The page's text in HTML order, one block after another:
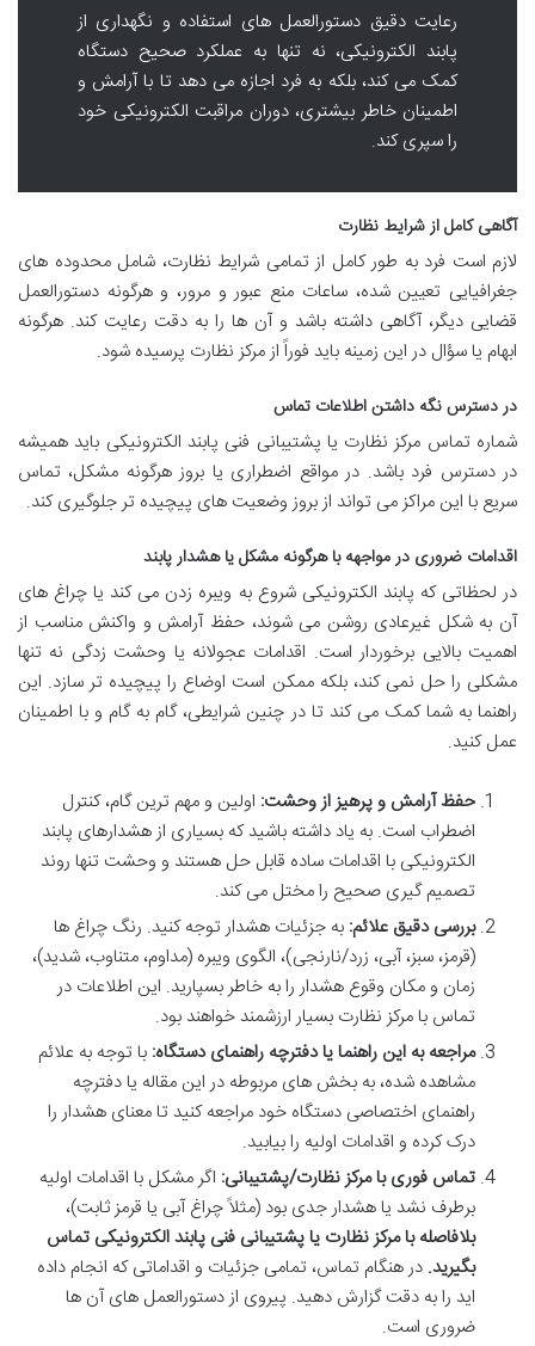
رعایت دقیق دستورالعمل های استفاده و نگهداری از
پابند الکترونیکی، نه تنها به عملکرد صحیح دستگاه
کمک می کند، بلکه به فرد اجازه می دهد تا با آرامش و
اطمینان خاطر بیشتری، دوران مراقبت الکترونیکی خود
را سپری کند.
آگاهی کامل از شرایط نظارت
لازم است فرد به طور کامل از تمامی شرایط نظارت، شامل محدوده های
جغرافیایی تعیین شده، ساعات منع عبور و مرور، و هرگونه دستورالعمل
قضایی دیگر، آگاهی داشته باشد و آن ها را به دقت رعایت کند. هرگونه
ابهام یا سؤال در این زمینه باید فوراً از مرکز نظارت پرسیده شود.
در دسترس نگه داشتن اطلاعات تماس
شماره تماس مرکز نظارت یا پشتیبانی فنی پابند الکترونیکی باید همیشه
در دسترس فرد باشد. در مواقع اضطراری یا بروز هرگونه مشکل، تماس
سریع با این مراکز می تواند از بروز وضعیت های پیچیده تر جلوگیری کند.
اقدامات ضروری در مواجهه با هرگونه مشکل یا هشدار پابند
در لحظاتی که پابند الکترونیکی شروع به ویبره زدن می کند یا چراغ های
آن به شکل غیرعادی روشن می شوند، حفظ آرامش و واکنش مناسب از
اهمیت بالایی برخوردار است. اقدامات عجولانه یا وحشت زدگی نه تنها
مشکلی را حل نمی کند، بلکه ممکن است اوضاع را پیچیده تر سازد. این
راهنما به شما کمک می کند تا در چنین شرایطی، گام به گام و با اطمینان
عمل کنید.
حفظ آرامش و پرهیز از وحشت: اولین و مهم ترین گام، کنترل
اضطراب است. به یاد داشته باشید که بسیاری از هشدارهای پابند
الکترونیکی با اقدامات ساده قابل حل هستند و وحشت تنها روند
تصمیم گیری صحیح را مختل می کند.
بررسی دقیق علائم: به جزئیات هشدار توجه کنید. رنگ چراغ ها
(قرمز، سبز، آبی، زرد/نارنجی)، الگوی ویبره (مداوم، متناوب، شدید)،
زمان و مکان وقوع هشدار را به خاطر بسپارید. این اطلاعات در
تماس با مرکز نظارت بسیار ارزشمند خواهند بود.
مراجعه به این راهنما یا دفترچه راهنمای دستگاه: با توجه به علائم
مشاهده شده، به بخش های مربوطه در این مقاله یا دفترچه
راهنمای اختصاصی دستگاه خود مراجعه کنید تا معنای هشدار را
درک کرده و اقدامات اولیه را بیابید.
تماس فوری با مرکز نظارت/پشتیبانی: اگر مشکل با اقدامات اولیه
برطرف نشد یا هشدار جدی بود (مثلاً چراغ آبی یا قرمز ثابت)،
بلافاصله با مرکز نظارت یا پشتیبانی فنی پابند الکترونیکی تماس
بگیرید. در هنگام تماس، تمامی جزئیات و اقداماتی که انجام داده
اید را به دقت گزارش دهید. پیروی از دستورالعمل های آن ها
ضروری است.